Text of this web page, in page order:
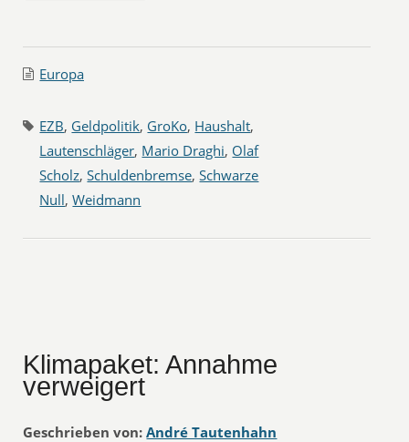
Europa
EZB, Geldpolitik, GroKo, Haushalt,
Lautenschläger, Mario Draghi, Olaf
Scholz,Schuldenbremse,Schwarze
Null,Weidmann
Klimapaket: Annahme
verweigert
Geschrieben von: André Tautenhahn